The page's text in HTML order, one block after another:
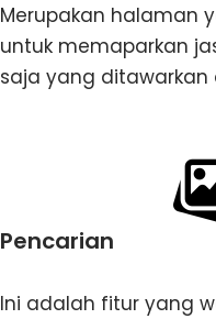
Merupakan halaman
untuk memaparkan
saja yang ditawarkan
Pencarian
Ini adalah fitur yang